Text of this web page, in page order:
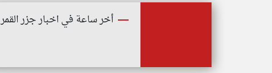
أخر ساعة في اخبار جزر القمر